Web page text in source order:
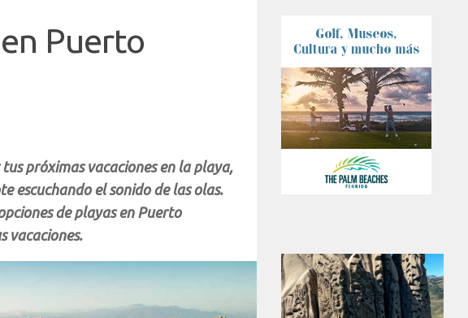
Puerto
próximas vacaciones en la playa,
escuchando el sonido de las olas.
de playas en Puerto
vacaciones.